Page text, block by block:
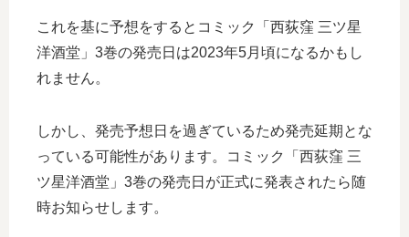
これを基に予想をするとコミック「西荻窪 三ツ星
洋酒堂」3巻の発売日は2023年5月頃になるかもし
れません。
しかし、発売予想日を過ぎているため発売延期とな
っている可能性があります。コミック「西荻窪 三
ツ星洋酒堂」3巻の発売日が正式に発表されたら随
時お知らせします。